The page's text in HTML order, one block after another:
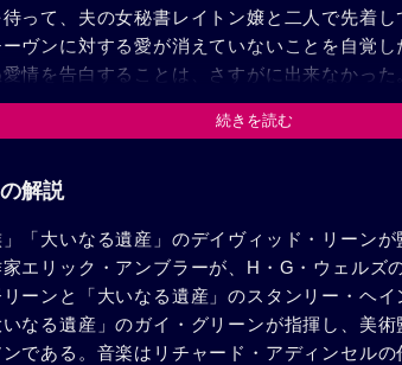
って、夫の女秘書レイトン嬢と二人で先着
ヴンに対する愛が消えていないことを自覚
情を告白することは、さすがに出来なかっ
ところが仕事の都合でハワードは一日早く到着
ーター・ボートの二人を見て、顔色を変え、帳
の慰藉料を請求してスチーヴンを破産させ、併
イは誓ったが、夫は冷笑するだけだった。メ
自らの潔白を訴え、あらぬ疑いを晴らしてく
しないので、メエリイは家を走り出た。そし
げようとした。その瞬間彼女は肩をつかま
の叫びが真実であったこと、どんなことが
続きを読む
解説
」「大いなる遺産」のデイヴィッド・リーン
エリック・アンブラーが、H・G・ウェルズ
ーンと「大いなる遺産」のスタンリー・ヘ
なる遺産」のガイ・グリーンが指揮し、美
である。音楽はリチャード・アディンセル